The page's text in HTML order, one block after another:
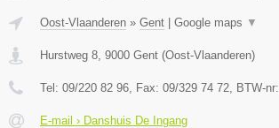
Oost-Vlaanderen » Gent Google maps ▼
Hurstweg 8 9000 Gent (Oost-Vlaanderen)
Tel: 09/220 82 96 , Fax: 09/329 74 72 , BTW-nr:
E-mail › Danshuis De Ingang